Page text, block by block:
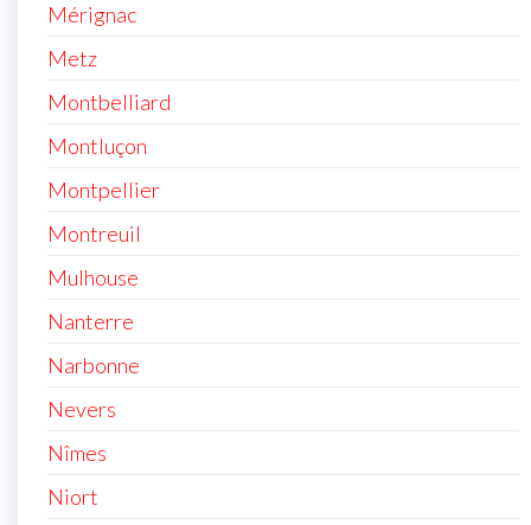
Mérignac
Metz
Montbelliard
Montluçon
Montpellier
Montreuil
Mulhouse
Nanterre
Narbonne
Nevers
Nîmes
Niort